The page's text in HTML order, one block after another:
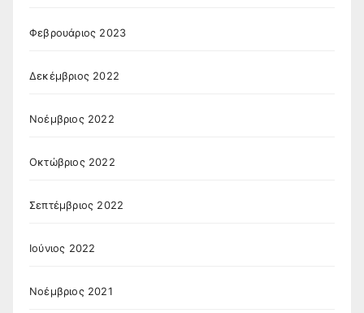
Φεβρουάριος 2023
Δεκέμβριος 2022
Νοέμβριος 2022
Οκτώβριος 2022
Σεπτέμβριος 2022
Ιούνιος 2022
Νοέμβριος 2021